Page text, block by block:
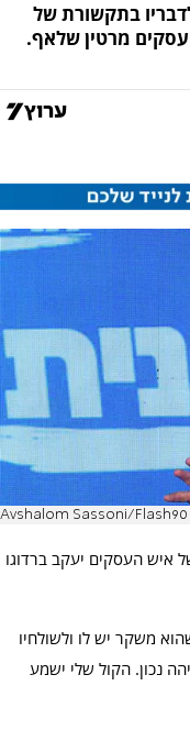
בתקשורת של
מרטין שלאף.
איש העסקים יעקב ברדוגו
משקר יש לו ולשולחיו
נכון. הקול שלי ישמע